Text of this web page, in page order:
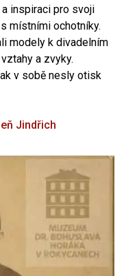
inspiraci pro svoji
místními ochotníky.
modely k divadelním
a zvyky.
v sobě nesly otisk
Jindřich